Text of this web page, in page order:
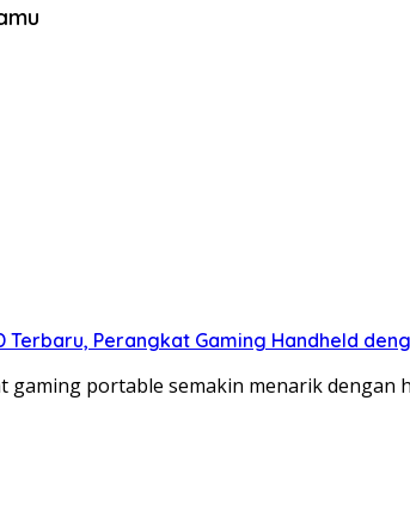
Terbaru, Perangkat Gaming Handheld
gaming portable semakin menarik dengan